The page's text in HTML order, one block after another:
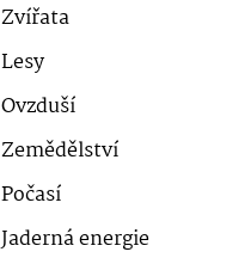
Zvířata
Lesy
Ovzduší
Zemědělství
Počasí
Jaderná energie